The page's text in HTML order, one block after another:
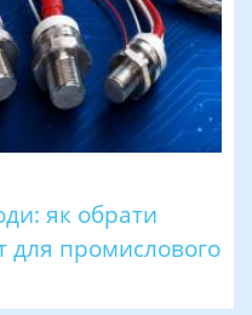
як обрати
промислового